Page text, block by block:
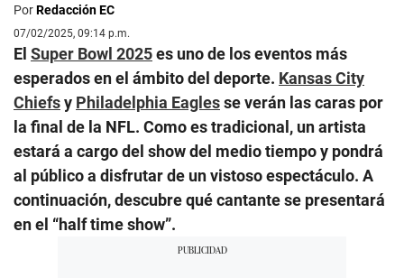
PorRedacción EC
07/02/2025, 09:14 p.m.
El Super Bowl 2025es uno de los eventos más
esperados en el ámbito del deporte. Kansas City
Chiefsy Philadelphia Eaglesse verán las caras por
la final de la NFL. Como es tradicional, un artista
estará a cargo del show del medio tiempo y pondrá
al público a disfrutar de un vistoso espectáculo. A
continuación, descubre qué cantante se presentará
en el “half time show”.